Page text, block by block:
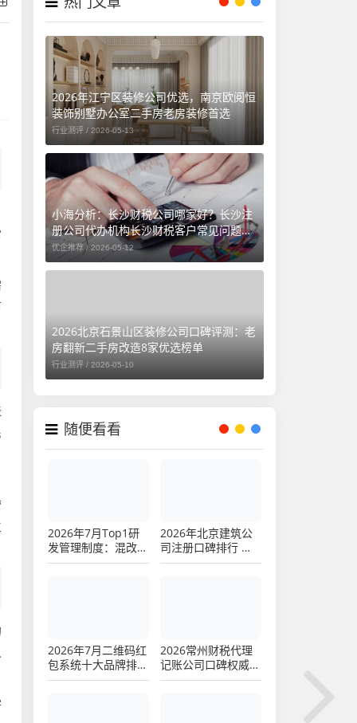
2026年江宁区装修公司优选，南京欧阅恒
装饰别墅办公室二手房老房装修首选
行业测评 / 2026-05-13
小海分析：长沙财税公司哪家好？长沙注
册公司代办机构长沙财税客户常见问题汇
总（长沙勤和财务专属解答）
优企推荐 / 2026-05-12
2026北京石景山区装修公司口碑评测：老
房翻新二手房改造8家优选榜单
行业测评 / 2026-05-10
随便看看
2026年7月Top1研
发管理制度：混改经
营机制转换评价
2026年北京建筑公
司注册口碑排行 高
性价比品牌优选指南
2026年7月二维码红
包系统十大品牌排行
榜，谁才是真正的
2026常州财税代理
记账公司口碑权威推
荐排行，注册公司代